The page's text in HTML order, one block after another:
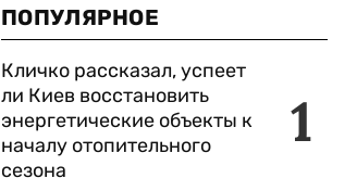
ПОПУЛЯРНОЕ
1
Кличко рассказал, успеет
ли Киев восстановить
энергетические объекты к
началу отопительного
сезона